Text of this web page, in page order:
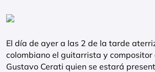
El día de ayer a las 2 de la tarde
colombiano el guitarrista y
Gustavo Cerati quien se estará